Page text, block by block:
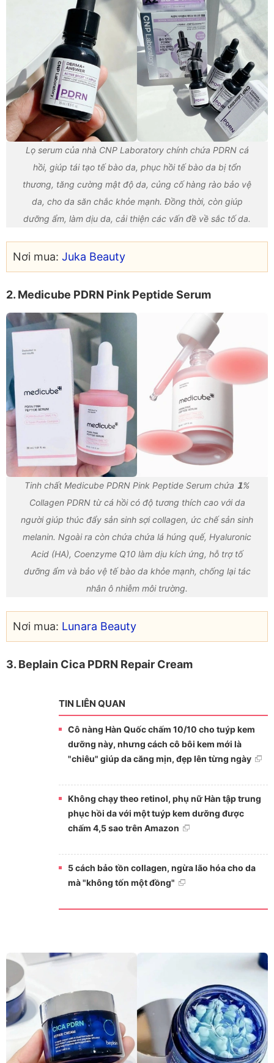
Lọ serum của nhà CNP Laboratory chính chứa PDRN cá
hồi, giúp tái tạo tế bào da, phục hồi tế bào da bị tổn
thương, tăng cường mật độ da, củng cố hàng rào bảo vệ
da, cho da săn chắc khỏe mạnh. Đồng thời, còn giúp
dưỡng ẩm, làm dịu da, cải thiện các vấn đề về sắc tố da.
Nơi mua: Juka Beauty
2. Medicube PDRN Pink Peptide Serum
Tinh chất Medicube PDRN Pink Peptide Serum chứa 𝟭%
Collagen PDRN từ cá hồi có độ tương thích cao với da
người giúp thúc đẩy sản sinh sợi collagen, ức chế sản sinh
melanin. Ngoài ra còn chứa chứa lá húng quế, Hyaluronic
Acid (HA), Coenzyme Q10 làm dịu kích ứng, hỗ trợ tố
dưỡng ẩm và bảo vệ tế bào da khỏe mạnh, chống lại tác
nhân ô nhiễm môi trường.
Nơi mua: Lunara Beauty
3. Beplain Cica PDRN Repair Cream
TIN LIÊN QUAN
Cô nàng Hàn Quốc chấm 10/10 cho tuýp kem
dưỡng này, nhưng cách cô bôi kem mới là
"chiêu" giúp da căng mịn, đẹp lên từng ngày
Không chạy theo retinol, phụ nữ Hàn tập trung
phục hồi da với một tuýp kem dưỡng được
chấm 4,5 sao trên Amazon
5 cách bảo tồn collagen, ngừa lão hóa cho da
mà "không tốn một đồng"